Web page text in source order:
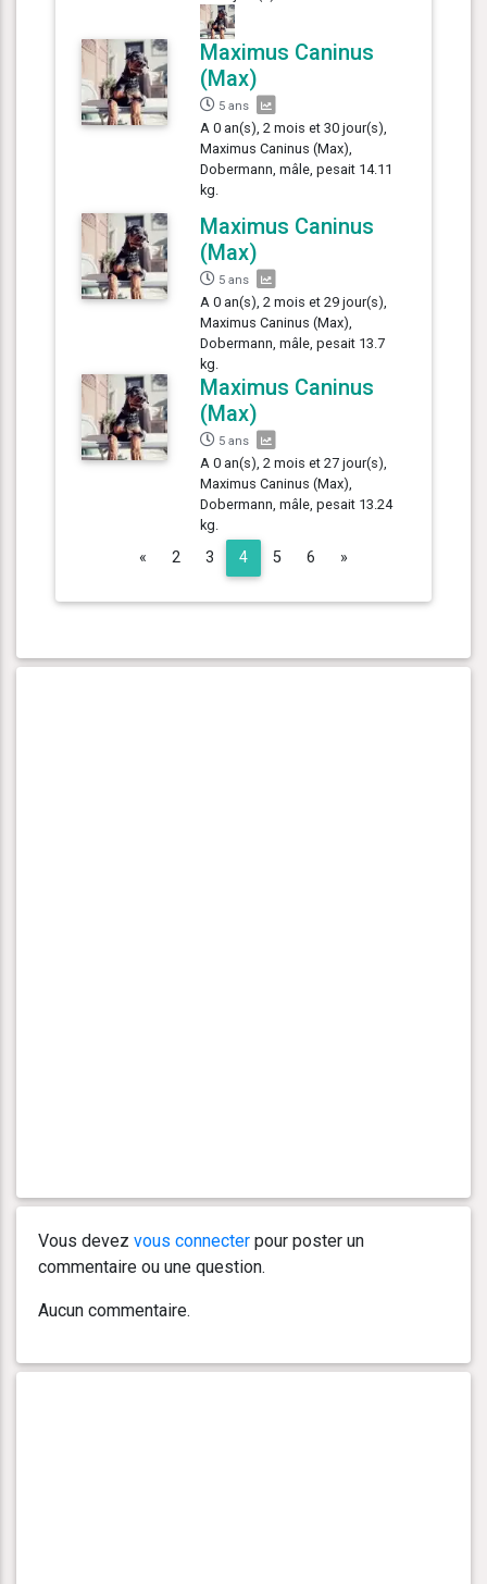
Maximus Caninus
(Max)
5 ans
A 0 an(s), 2 mois et 30 jour(s),
Maximus Caninus (Max),
Dobermann, mâle, pesait 14.11
kg.
Maximus Caninus
(Max)
5 ans
A 0 an(s), 2 mois et 29 jour(s),
Maximus Caninus (Max),
Dobermann, mâle, pesait 13.7
kg.
Maximus Caninus
(Max)
5 ans
A 0 an(s), 2 mois et 27 jour(s),
Maximus Caninus (Max),
Dobermann, mâle, pesait 13.24
kg.
« Previous
2 3 4 5 6 »
Vous devez vous connecter pour poster un
commentaire ou une question.
Aucun commentaire.